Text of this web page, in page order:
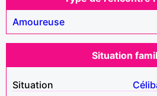
Amoureuse
Situation
Situation